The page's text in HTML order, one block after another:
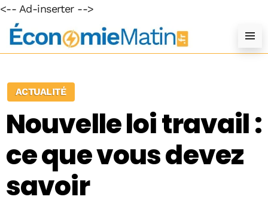
<-- Ad-inserter -->
ACTUALITÉ
Nouvelle loi travail :
ce que vous devez
savoir